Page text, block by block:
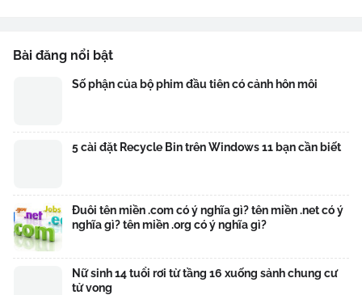
Bài đăng nổi bật
Số phận của bộ phim đầu tiên có cảnh hôn môi
5 cài đặt Recycle Bin trên Windows 11 bạn cần biết
Đuôi tên miền .com có ý nghĩa gì? tên miền .net có ý
nghĩa gì? tên miền .org có ý nghĩa gì?
Nữ sinh 14 tuổi rơi từ tầng 16 xuống sảnh chung cư
tử vong